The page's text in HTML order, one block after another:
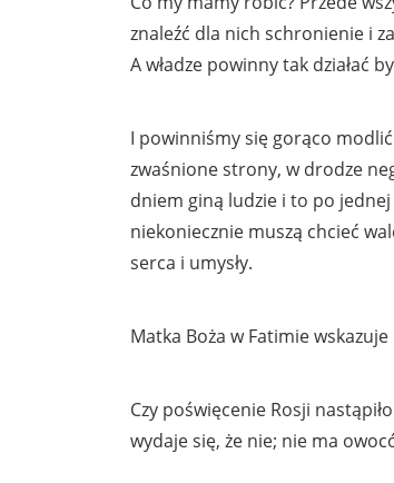
znaleźć dla nich schronienie i
A władze powinny tak działać
I powinniśmy się gorąco
zwaśnione strony, w drodze
dniem giną ludzie i to po jednej
niekoniecznie muszą chcieć
serca i umysły.
Matka Boża w Fatimie
Czy poświęcenie Rosji
wydaje się, że nie; nie ma